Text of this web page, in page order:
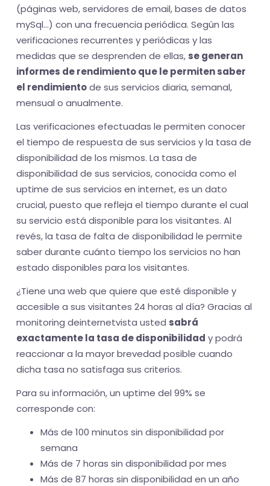
(páginas web, servidores de email, bases de datos
mySql...) con una frecuencia periódica. Según las
verificaciones recurrentes y periódicas y las
medidas que se desprenden de ellas, se generan
informes de rendimiento que le permiten saber
el rendimientode sus servicios diaria, semanal,
mensual o anualmente.
Las verificaciones efectuadas le permiten conocer
el tiempo de respuesta de sus servicios y la tasa de
disponibilidad de los mismos. La tasa de
disponibilidad de sus servicios, conocida como el
uptime de sus servicios en internet, es un dato
crucial, puesto que refleja el tiempo durante el cual
su servicio está disponible para los visitantes. Al
revés, la tasa de falta de disponibilidad le permite
saber durante cuánto tiempo los servicios no han
estado disponibles para los visitantes.
¿Tiene una web que quiere que esté disponible y
accesible a sus visitantes 24 horas al día? Gracias al
monitoring deinternetvista usted sabrá
exactamente la tasa de disponibilidad y podrá
reaccionar a la mayor brevedad posible cuando
dicha tasa no satisfaga sus criterios.
Para su información, un uptime del 99% se
corresponde con:
Más de 100 minutos sin disponibilidad por
semana
Más de 7 horas sin disponibilidad por mes
Más de 87 horas sin disponibilidad en un año